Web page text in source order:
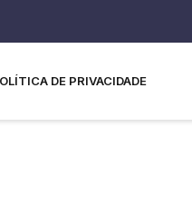
DE PRIVACIDADE